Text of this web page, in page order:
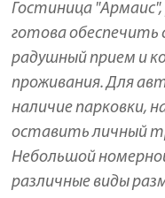
Гостиница "Армаис",
готова обеспечить
радушный прием и
проживания. Для
наличие парковки,
оставить личный
Небольшой
различные виды